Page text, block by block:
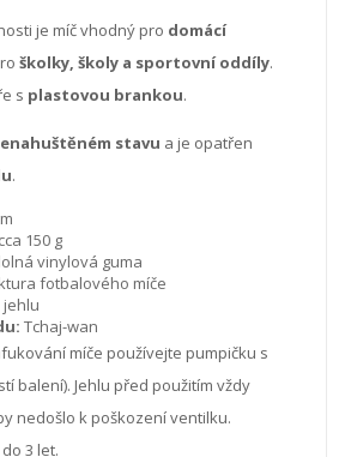
je míč vhodný pro domácí
školky, školy a sportovní oddíly.
s plastovou brankou.
stavu a je opatřen
.
cca 150 g
vinylová guma
fotbalového míče
jehlu
Tchaj-wan
míče používejte pumpičku s
balení). Jehlu před použitím vždy
nedošlo k poškození ventilku.
3 let.